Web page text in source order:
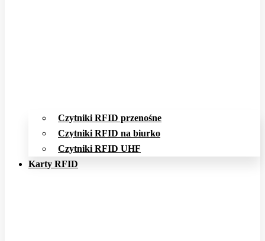
Czytniki RFID przenośne
Czytniki RFID na biurko
Czytniki RFID UHF
Karty RFID